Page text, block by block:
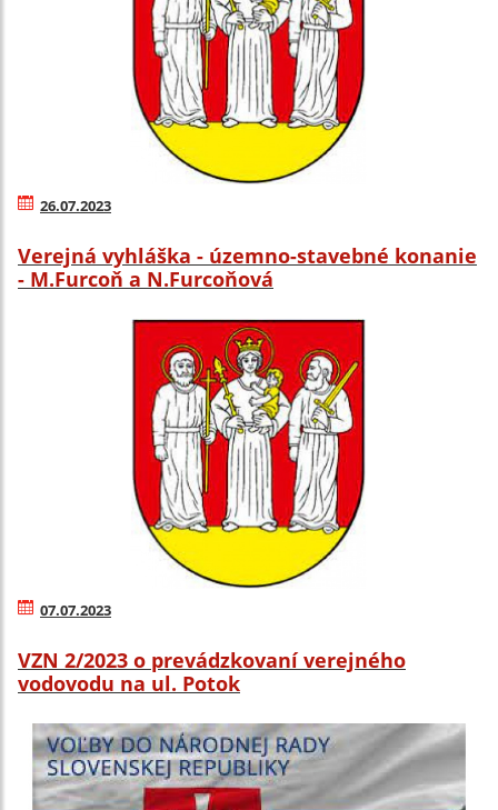
26.07.2023
Verejná vyhláška - územno-stavebné konanie
- M.Furcoň a N.Furcoňová
07.07.2023
VZN 2/2023 o prevádzkovaní verejného
vodovodu na ul. Potok